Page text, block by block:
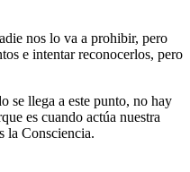
nos lo va a prohibir, pero
e intentar reconocerlos, pero
se llega a este punto, no hay
es cuando actúa nuestra
la Consciencia.